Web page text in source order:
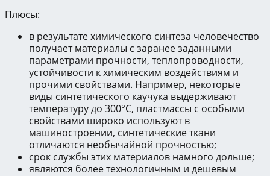
Плюсы:
в результате химического синтеза человечество
получает материалы с заранее заданными
параметрами прочности, теплопроводности,
устойчивости к химическим воздействиям и
прочими свойствами. Например, некоторые
виды синтетического каучука выдерживают
температуру до 300°С, пластмассы с особыми
свойствами широко используют в
машиностроении, синтетические ткани
отличаются необычайной прочностью;
срок службы этих материалов намного дольше;
являются более технологичным и дешевым